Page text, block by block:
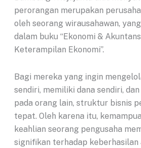
perorangan merupakan
oleh seorang wirausahawan,
dalam buku “Ekonomi &
Keterampilan Ekonomi”.
Bagi mereka yang ingin
sendiri, memiliki dana sendiri,
pada orang lain, struktur bisnis
tepat. Oleh karena itu,
keahlian seorang pengusaha
signifikan terhadap keberhasilan